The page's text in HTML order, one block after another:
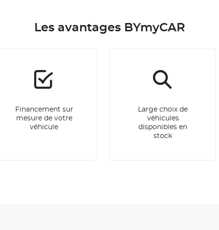
Les avantages BYmyCAR
Financement sur
mesure de votre
véhicule
Large choix de
véhicules
disponibles en
stock